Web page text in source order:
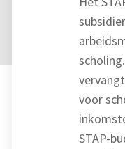
voor
STAP-